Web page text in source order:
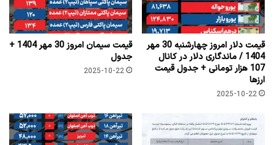
قیمت دلار امروز چهارشنبه 30 مهر
1404 / ماندگاری دلار در کانال
107 هزار تومانی + جدول قیمت
ارزها
2025-10-22
قیمت سیمان امروز 30 مهر 1404 +
جدول
2025-10-22